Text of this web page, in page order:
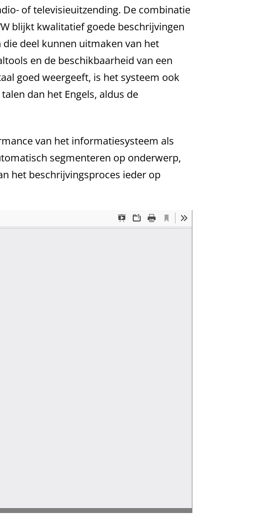
of televisieuitzending. De combinatie
blijkt kwalitatief goede beschrijvingen
deel kunnen uitmaken van het
en de beschikbaarheid van een
goed weergeeft, is het systeem ook
dan het Engels, aldus de
van het informatiesysteem als
segmenteren op onderwerp,
het beschrijvingsproces ieder op